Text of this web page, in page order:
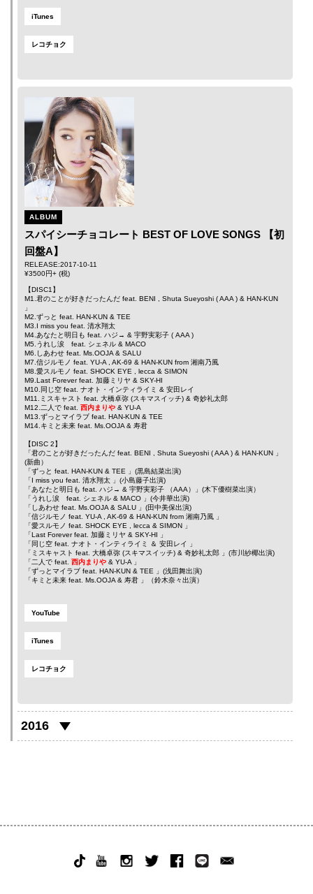
iTunes
レコチョク
ALBUM
スパイシーチョコレート BEST OF LOVE SONGS 【初
回盤A】
RELEASE:2017-10-11
¥3500円+ (税)
【DISC1】
M1.君のことが好きだったんだ feat. BENI Shuta Sueyoshi (AAA ) & HAN-KUN
」
M2.ずっと feat. HAN-KUN & TEE
M3.I miss you feat. 清水翔太
M4.あなたと明日も feat. ハジ→ & 宇野実彩子 ( AAA )
M5.うれし涙 feat. シェネル & MACO
M6.しあわせ feat. Ms.OOJA & SALU
M7.信ジルモノ feat. YU-A AK-69 & HAN-KUN from 湘南乃風
M8.愛スルモノ feat. SHOCK EYE lecca & SIMON
M9.Last Forever feat. 加藤ミリヤ & SKY-HI
M10.同じ空 feat. ナオト・インティライミ & 安田レイ
M11.ミスキャスト feat. 大橋卓弥 (スキマスイッチ) & 奇妙礼太郎
M12.二人で feat. 西内まりや & YU-A
M13.ずっとマイラブ feat. HAN-KUN & TEE
M14.キミと未来 feat. Ms.OOJA & 寿君
【DISC 2】
「君のことが好きだったんだ feat. BENI Shuta Sueyoshi (AAA ) & HAN-KUN 」
(新曲）
「ずっと feat. HAN-KUN & TEE 」(黒島結菜出演)
「I miss you feat. 清水翔太 」(小島藤子出演)
「あなたと明日も feat. ハジ→ & 宇野実彩子 （AAA）」(木下優樹菜出演）
「うれし涙 feat. シェネル & MACO 」(今井華出演)
「しあわせ feat. Ms.OOJA & SALU 」(田中美保出演)
「信ジルモノ feat. YU-A AK-69 & HAN-KUN from 湘南乃風 」
「愛スルモノ feat. SHOCK EYE lecca & SIMON 」
「Last Forever feat. 加藤ミリヤ & SKY-HI 」
「同じ空 feat. ナオト・インティライミ ＆ 安田レイ
」
「ミスキャスト feat. 大橋卓弥 (スキマスイッチ) & 奇妙礼太郎 」(市川紗椰出演)
「二人で feat. 西内まりや & YU-A 」
「ずっとマイラブ feat. HAN-KUN & TEE 」(浅田舞出演)
「キミと未来 feat. Ms.OOJA & 寿君 」（鈴木奈々出演）
YouTube
iTunes
レコチョク
2016